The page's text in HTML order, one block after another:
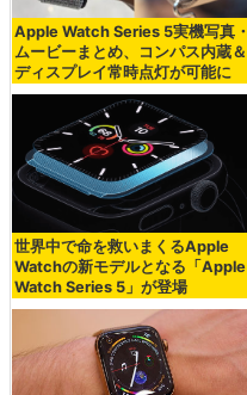
Apple Watch Series 5実機写真・
ムービーまとめ、コンパス内蔵＆
ディスプレイ常時点灯が可能に
世界中で命を救いまくるApple
Watchの新モデルとなる「Apple
Watch Series 5」が登場